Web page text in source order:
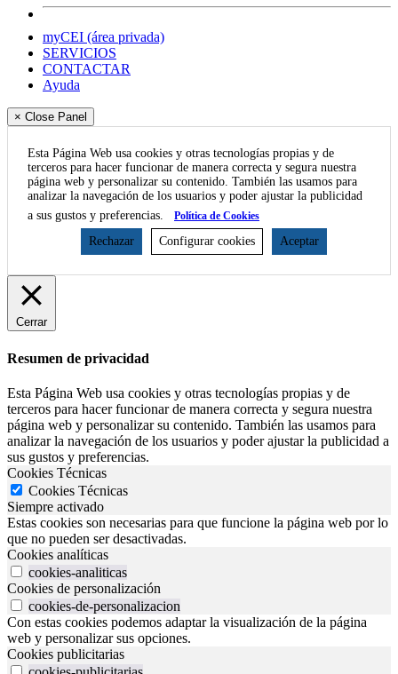
myCEI (área privada)
SERVICIOS
CONTACTAR
Ayuda
× Close Panel
Esta Página Web usa cookies y otras tecnologías propias y de
terceros para hacer funcionar de manera correcta y segura nuestra
página web y personalizar su contenido. También las usamos para
analizar la navegación de los usuarios y poder ajustar la publicidad
a sus gustos y preferencias.
Política de Cookies
Rechazar Configurar cookies Aceptar
Cerrar
Resumen de privacidad
Esta Página Web usa cookies y otras tecnologías propias y de
terceros para hacer funcionar de manera correcta y segura nuestra
página web y personalizar su contenido. También las usamos para
analizar la navegación de los usuarios y poder ajustar la publicidad a
sus gustos y preferencias.
Cookies Técnicas
Cookies Técnicas
Siempre activado
Estas cookies son necesarias para que funcione la página web por lo
que no pueden ser desactivadas.
Cookies analíticas
cookies-analiticas
Cookies de personalización
cookies-de-personalizacion
Con estas cookies podemos adaptar la visualización de la página
web y personalizar sus opciones.
Cookies publicitarias